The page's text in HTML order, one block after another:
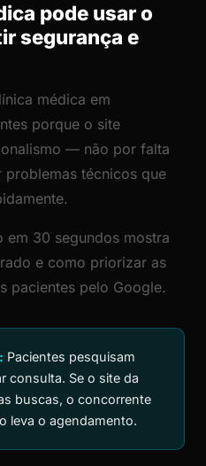
pode usar o
segurança e
médica em
porque o site
— não por falta
técnicos que
30 segundos mostra
e como priorizar as
pacientes pelo Google.
Pacientes pesquisam
consulta. Se o site da
buscas, o concorrente
leva o agendamento.